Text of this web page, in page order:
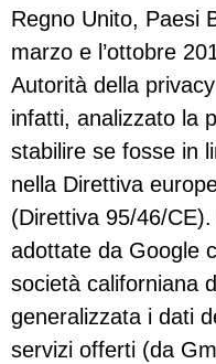
Regno Unito, Paesi
marzo e l’ottobre
Autorità della
infatti, analizzato la
stabilire se fosse in
nella Direttiva
(Direttiva 95/46/
adottate da Google
società californiana
generalizzata i dati
servizi offerti (da